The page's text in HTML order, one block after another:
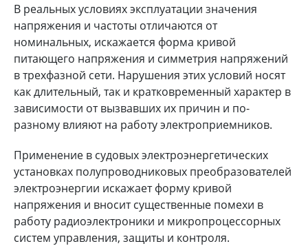
В реальных условиях эксплуатации значения
напряжения и частоты отличаются от
номинальных, искажается форма кривой
питающего напряжения и симметрия напряжений
в трехфазной сети. Нарушения этих условий носят
как длительный, так и кратковременный характер в
зависимости от вызвавших их причин и по-
разному влияют на работу электроприемников.
Применение в судовых электроэнергетических
установках полупроводниковых преобразователей
электроэнергии искажает форму кривой
напряжения и вносит существенные помехи в
работу радиоэлектроники и микропроцессорных
систем управления, защиты и контроля.